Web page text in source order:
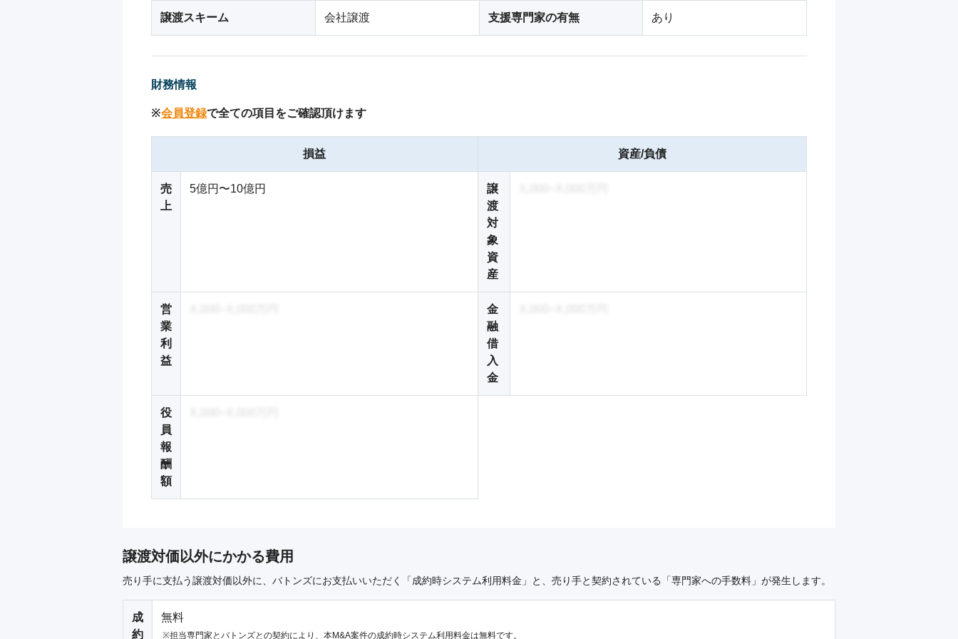
譲渡スキーム 会社譲渡 支援専門家の有無 あり
財務情報
※会員登録で全ての項目をご確認頂けます
損益
売
上
5億円〜10億円
営
業
利
益
役
員
報
酬
額
資産/負債
譲
渡
対
象
資
産
金
融
借
入
金
譲渡対価以外にかかる費用
売り手に支払う譲渡対価以外に、バトンズにお支払いいただく「成約時システム利用料金」と、売り手と契約されている「専門家への手数料」が発生します。
成
約
無料
担当専門家とバトンズとの契約により、本M&A案件の成約時システム利用料金は無料です。